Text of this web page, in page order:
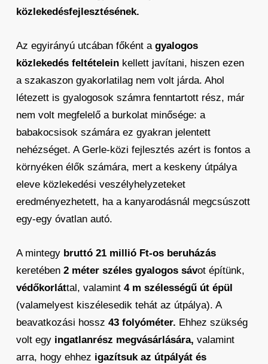
közlekedésfejlesztésének.
Az egyirányú utcában főként a gyalogos
közlekedés feltételeinkellett javítani, hiszen ezen
a szakaszon gyakorlatilag nem volt járda. Ahol
létezett is gyalogosok számra fenntartott rész, már
nem volt megfelelő a burkolat minősége: a
babakocsisok számára ez gyakran jelentett
nehézséget. A Gerle-közi fejlesztés azért is fontos a
környéken élők számára, mert a keskeny útpálya
eleve közlekedési veszélyhelyzeteket
eredményezhetett, ha a kanyarodásnál megcsúszott
egy-egy óvatlan autó.
A mintegy bruttó 21 millió Ft-os beruházás
keretében 2 méter széles gyalogos sávot építünk,
védőkorláttal, valamint 4 m szélességű út épül
(valamelyest kiszélesedik tehát az útpálya). A
beavatkozási hossz 43 folyóméter. Ehhez szükség
volt egy ingatlanrész megvásárlására, valamint
arra, hogy ehhez igazítsuk az útpályát és